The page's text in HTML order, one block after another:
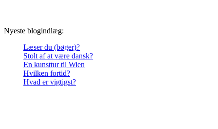
Nyeste blogindlæg:
Læser du (bøger)?
Stolt af at være dansk?
En kunsttur til Wien
Hvilken fortid?
Hvad er vigtigst?